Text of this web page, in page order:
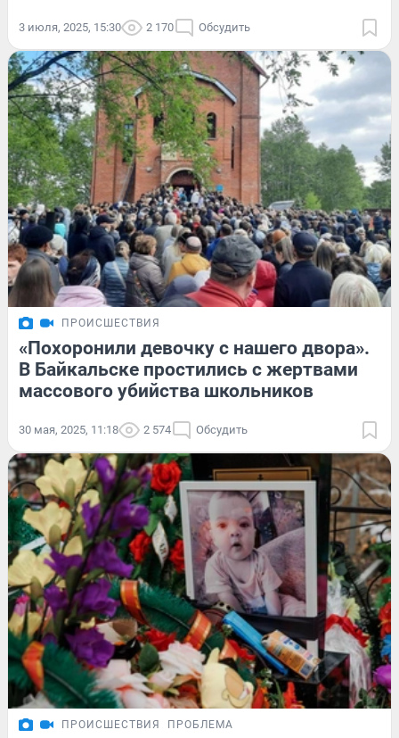
3 июля, 2025, 15:30 2 170 Обсудить
ПРОИСШЕСТВИЯ
«Похоронили девочку с нашего двора».
В Байкальске простились с жертвами
массового убийства школьников
30 мая, 2025, 11:18 2 574 Обсудить
ПРОИСШЕСТВИЯ ПРОБЛЕМА